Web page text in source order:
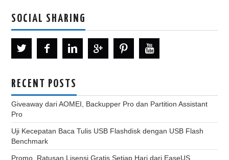
SOCIAL SHARING
RECENT POSTS
Giveaway dari AOMEI, Backupper Pro dan Partition Assistant
Pro
Uji Kecepatan Baca Tulis USB Flashdisk dengan USB Flash
Benchmark
Promo, Ratusan Lisensi Gratis Setiap Hari dari EaseUS